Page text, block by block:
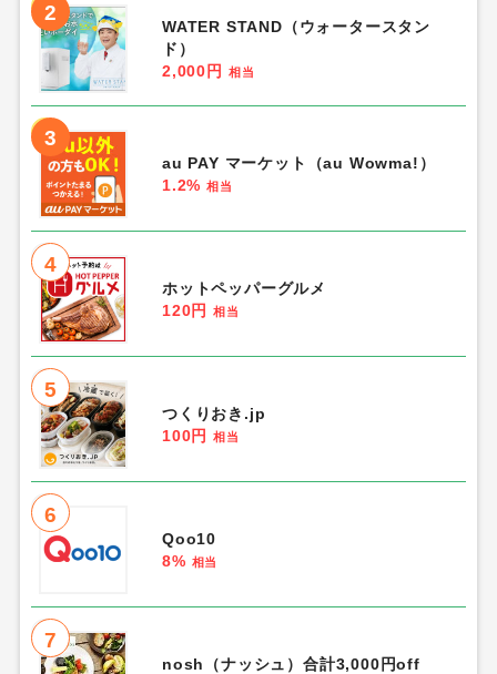
2
WATER STAND（ウォータースタン
ド）
2,000円
相当
3
au PAY マーケット（au Wowma!）
1.2% 相当
4
ホットペッパーグルメ
120円
相当
5
つくりおき.jp
100円
相当
6
Qoo10
8% 相当
7
nosh（ナッシュ）合計3,000円off